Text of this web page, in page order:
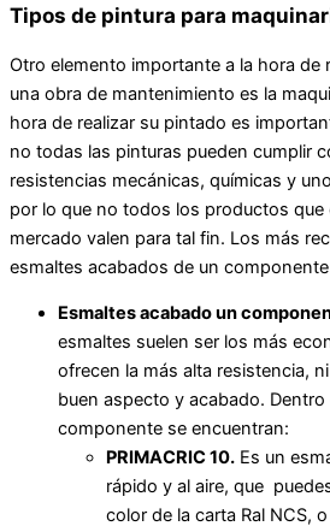
Tipos de pintura para
Otro elemento importante a la hora de
una obra de mantenimiento es la
hora de realizar su pintado es
no todas las pinturas pueden cumplir
resistencias mecánicas, químicas y
por lo que no todos los productos que
mercado valen para tal fin. Los más
esmaltes acabados de un
Esmaltes acabado un
esmaltes suelen ser los más
ofrecen la más alta resistencia,
buen aspecto y acabado. Dentro
componente se encuentran:
PRIMACRIC 10. Es un
rápido y al aire, que
color de la carta Ral NCS,